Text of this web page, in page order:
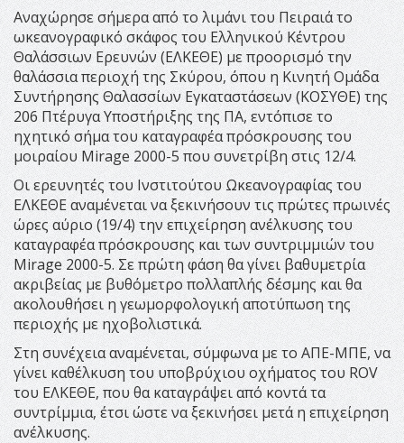
Αναχώρησε σήμερα από το λιμάνι του Πειραιά το
ωκεανογραφικό σκάφος του Ελληνικού Κέντρου
Θαλάσσιων Ερευνών (ΕΛΚΕΘΕ) με προορισμό την
θαλάσσια περιοχή της Σκύρου, όπου η Κινητή Ομάδα
Συντήρησης Θαλασσίων Εγκαταστάσεων (ΚΟΣΥΘΕ) της
206 Πτέρυγα Υποστήριξης της ΠΑ, εντόπισε το
ηχητικό σήμα του καταγραφέα πρόσκρουσης του
μοιραίου Mirage 2000-5 που συνετρίβη στις 12/4.
Οι ερευνητές του Ινστιτούτου Ωκεανογραφίας του
ΕΛΚΕΘΕ αναμένεται να ξεκινήσουν τις πρώτες πρωινές
ώρες αύριο (19/4) την επιχείρηση ανέλκυσης του
καταγραφέα πρόσκρουσης και των συντριμμιών του
Mirage 2000-5. Σε πρώτη φάση θα γίνει βαθυμετρία
ακριβείας με βυθόμετρο πολλαπλής δέσμης και θα
ακολουθήσει η γεωμορφολογική αποτύπωση της
περιοχής με ηχοβολιστικά.
Στη συνέχεια αναμένεται, σύμφωνα με το ΑΠΕ-ΜΠΕ, να
γίνει καθέλκυση του υποβρύχιου οχήματος του ROV
του ΕΛΚΕΘΕ, που θα καταγράψει από κοντά τα
συντρίμμια, έτσι ώστε να ξεκινήσει μετά η επιχείρηση
ανέλκυσης.